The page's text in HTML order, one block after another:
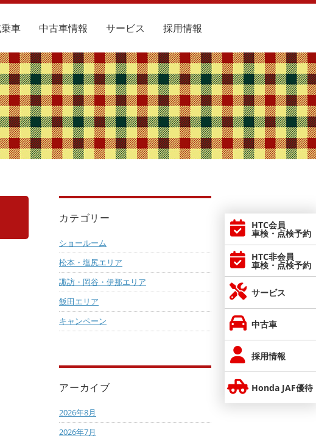
車 中古車情報 サービス 採用情報
カテゴリー
ショールーム
松本・塩尻エリア
諏訪・岡谷・伊那エリア
飯田エリア
キャンペーン
アーカイブ
2026年8月
2026年7月
HTC会員
車検・点検予約
HTC非会員
車検・点検予約
サービス
中古車
採用情報
Honda JAF優待